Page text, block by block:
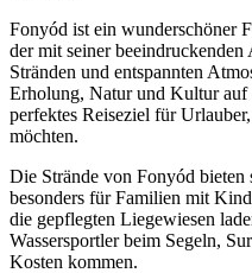
Fonyód ist ein wunderschöner
der mit seiner
Stränden und entspannten
Erholung, Natur und Kultur auf
perfektes Reiseziel für
möchten.
Die Strände von Fonyód bieten
besonders für Familien mit
die gepflegten Liegewiesen
Wassersportler beim Segeln,
Kosten kommen.